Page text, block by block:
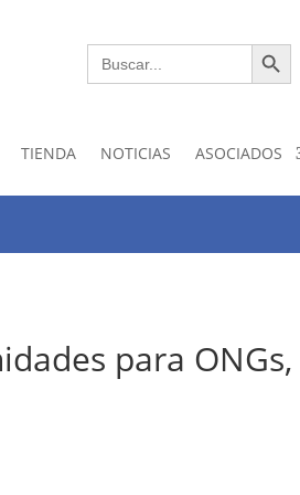
Buscar:
Botón de
TIENDA NOTICIAS ASOCIADOS
para ONGs,